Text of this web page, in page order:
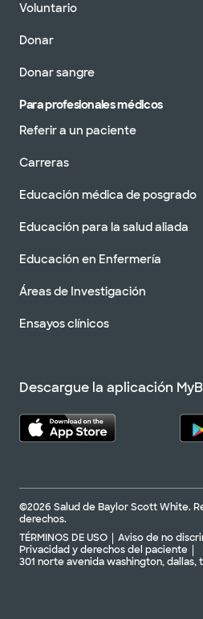
Voluntario
Donar
Donar sangre
Para profesionales médicos
Referir a un paciente
Carreras
Educación médica de posgrado
Educación para la salud aliada
Educación en Enfermería
Áreas de Investigación
Ensayos clínicos
Descargue la aplicación
©2026 Salud de Baylor Scott White.
derechos.
TÉRMINOS DE USO
Aviso de no
Privacidad y derechos del paciente
301 norte avenida washington, dallas,